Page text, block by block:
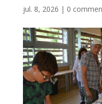
jul. 8, 2026 | 0